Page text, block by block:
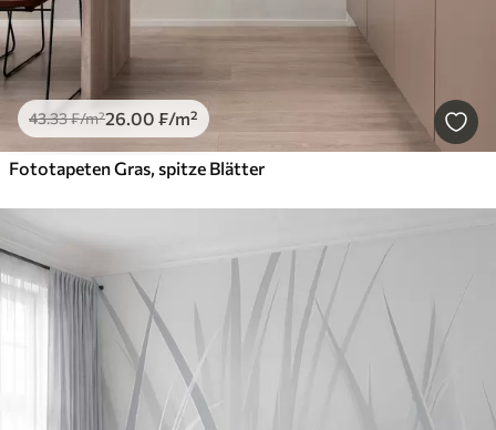
43.33₣/m²26.00 ₣/m²
Fototapeten Gras, spitze Blätter